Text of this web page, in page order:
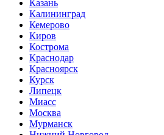
Казань
Калининград
Кемерово
Киров
Кострома
Краснодар
Красноярск
Курск
Липецк
Миасс
Москва
Мурманск